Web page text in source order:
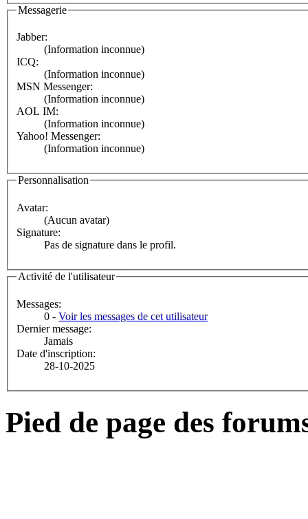
Messagerie
Jabber:
(Information inconnue)
ICQ:
(Information inconnue)
MSN Messenger:
(Information inconnue)
AOL IM:
(Information inconnue)
Yahoo! Messenger:
(Information inconnue)
Personnalisation
Avatar:
(Aucun avatar)
Signature:
Pas de signature dans le profil.
Activité de l'utilisateur
Messages:
0 - Voir les messages de cet utilisateur
Dernier message:
Jamais
Date d'inscription:
28-10-2025
Pied de page des